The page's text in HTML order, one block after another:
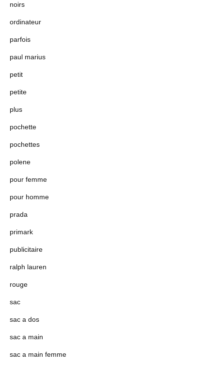
noirs
ordinateur
parfois
paul marius
petit
petite
plus
pochette
pochettes
polene
pour femme
pour homme
prada
primark
publicitaire
ralph lauren
rouge
sac
sac a dos
sac a main
sac a main femme